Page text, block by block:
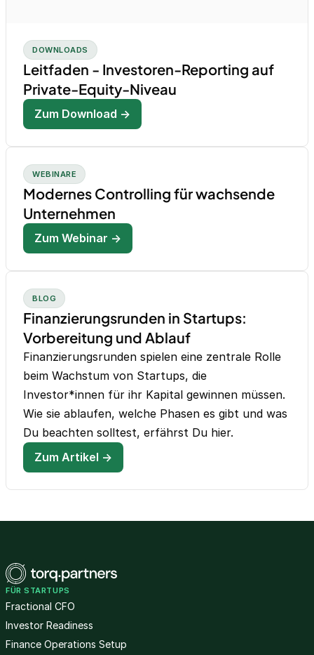
DOWNLOADS
Leitfaden - Investoren-Reporting auf
Private-Equity-Niveau
Zum Download →
WEBINARE
Modernes Controlling für wachsende
Unternehmen
Zum Webinar →
BLOG
Finanzierungsrunden in Startups:
Vorbereitung und Ablauf
Finanzierungsrunden spielen eine zentrale Rolle
beim Wachstum von Startups, die
Investor*innen für ihr Kapital gewinnen müssen.
Wie sie ablaufen, welche Phasen es gibt und was
Du beachten solltest, erfährst Du hier.
Zum Artikel →
FÜR STARTUPS
Fractional CFO
Investor Readiness
Finance Operations Setup